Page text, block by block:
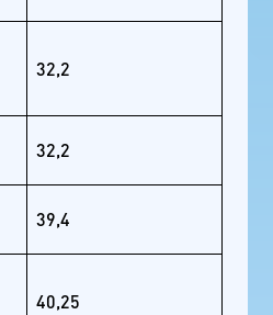
32,2
32,2
39,4
40,25